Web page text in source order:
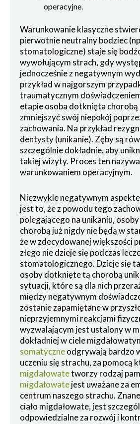
operacyjne.
Warunkowanie klasyczne
pierwotnie neutralny bodziec
stomatologiczne) staje się
wywołującym strach, gdy
jednocześnie z negatywnym
przykład w najgorszym
traumatycznym
etapie osoba dotknięta chorobą
zmniejszyć swój niepokój
zachowania. Na przykład
dentysty (unikanie). Zęby są
szczególnie dokładnie, aby
takiej wizyty. Proces ten
warunkowaniem operacyjnym.
Niezwykle negatywnym
jest to, że z powodu tego
polegającego na unikaniu,
chorobą już nigdy nie będą w
że w zdecydowanej większości
złego nie dzieje się podczas
stomatologicznego. Dzieje się
osoby dotknięte tą chorobą
sytuacji, które są dla nich
między negatywnym
zostanie zapamiętane w
nieprzyjemnymi reakcjami
wyzwalającym jest ustalony w
dokładniej w ciele
somatyczneodgrywają bardzo
uczeniu się strachu, za pomocą
migdałowatetworzy rodzaj
migdałowatejest uważane za
centrum naszego strachu.
ciało migdałowate, jest
odpowiedzialne za rozwój i